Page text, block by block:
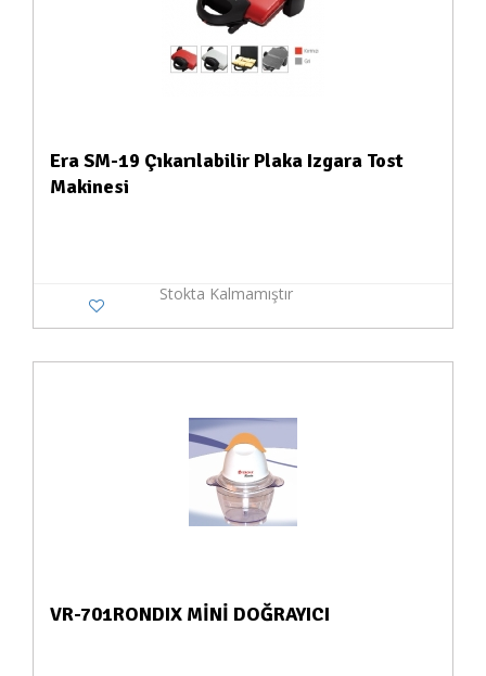
Era SM-19 Çıkarılabilir Plaka Izgara Tost
Makinesi
Stokta Kalmamıştır
VR-701RONDIX MİNİ DOĞRAYICI